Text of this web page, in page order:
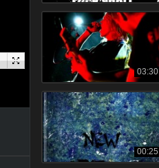
03:30
00:25